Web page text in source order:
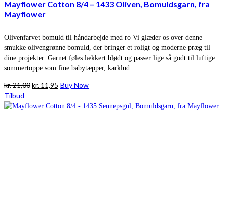
Mayflower Cotton 8/4 – 1433 Oliven, Bomuldsgarn, fra
Mayflower
Olivenfarvet bomuld til håndarbejde med ro Vi glæder os over denne
smukke olivengrønne bomuld, der bringer et roligt og moderne præg til
dine projekter. Garnet føles lækkert blødt og passer lige så godt til luftige
sommertoppe som fine babytæpper, karklud
kr.21,00Den
pris
kr. 11,95 Den
pris
Buy Now
Tilbud